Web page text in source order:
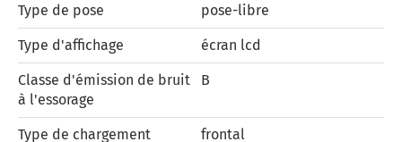
Type de pose pose-libre
Type d'affichage écran lcd
Classe d'émission de bruit
à l'essorage
B
Type de chargement frontal